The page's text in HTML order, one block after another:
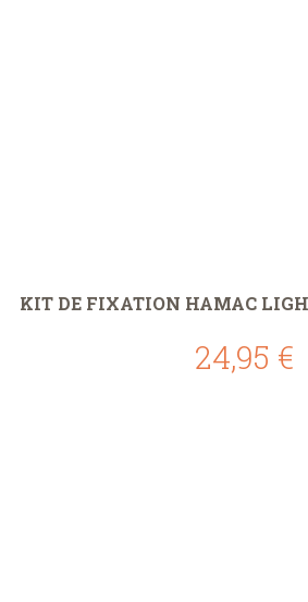
KIT DE FIXATION HAMAC
24,95 €